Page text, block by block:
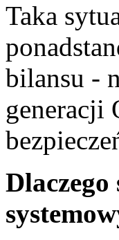
Taka
bilansu -
generacji